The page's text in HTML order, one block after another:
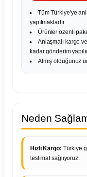
Tüm Türkiye'ye
yapılmaktadır.
Ürünler özenli
Anlaşmalı kargo
kadar gönderim
Almış olduğunuz
Neden
Hızlı Kargo: Türkiye
teslimat sağlıyoruz.